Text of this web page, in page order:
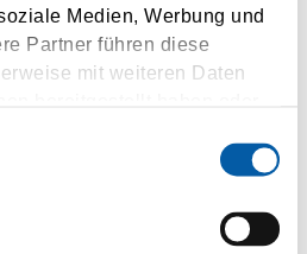
Medien, Werbung und
Partner führen diese
mit weiteren Daten